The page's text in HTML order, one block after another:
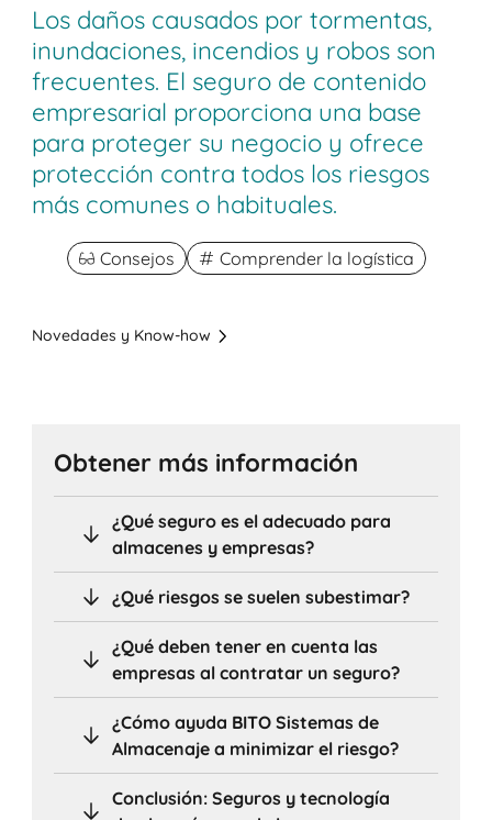
Los daños causados por tormentas,
inundaciones, incendios y robos son
frecuentes. El seguro de contenido
empresarial proporciona una base
para proteger su negocio y ofrece
protección contra todos los riesgos
más comunes o habituales.
Consejos Comprender la logística
Novedades y Know-how
Obtener más información
¿Qué seguro es el adecuado para
almacenes y empresas?
¿Qué riesgos se suelen subestimar?
¿Qué deben tener en cuenta las
empresas al contratar un seguro?
¿Cómo ayuda BITO Sistemas de
Almacenaje a minimizar el riesgo?
Conclusión: Seguros y tecnología